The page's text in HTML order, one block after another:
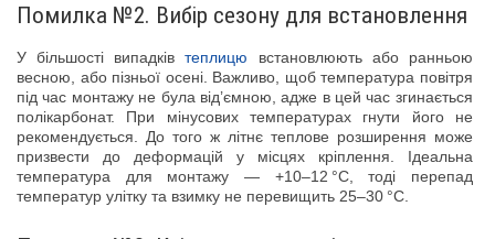
Помилка №2. Вибір сезону для встановлення
У більшості випадківтеплицю встановлюють або ранньою
весною, або пізньої осені. Важливо, щоб температура повітря
під час монтажу не була від’ємною, адже в цей час згинається
полікарбонат. При мінусових температурах гнути його не
рекомендується. До того ж літнє теплове розширення може
призвести до деформацій у місцях кріплення. Ідеальна
температура для монтажу — +10–12 °C, тоді перепад
температур улітку та взимку не перевищить 25–30 °C.